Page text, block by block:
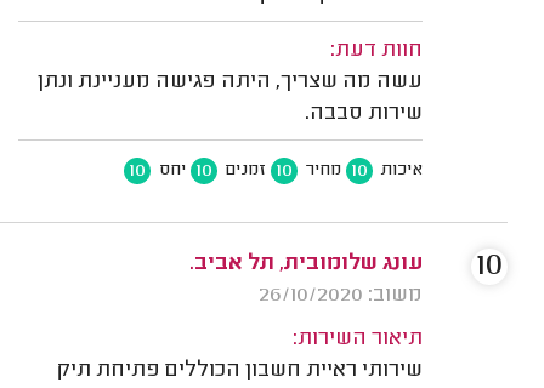
חוות דעת:
עשה מה שצריך, היתה פגישה מעניינת ונתן
שירות סבבה.
איכות 10 מחיר 10 זמנים 10 יחס 10
עונג שלומובית, תל אביב.
משוב: 26/10/2020
תיאור השירות:
שירותי ראיית חשבון הכוללים פתיחת תיק
10